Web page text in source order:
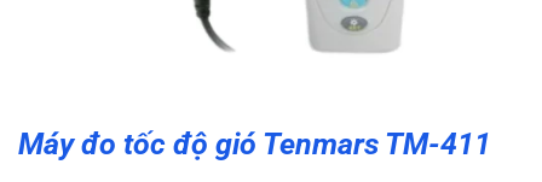
Máy đo tốc độ gió Tenmars TM-411